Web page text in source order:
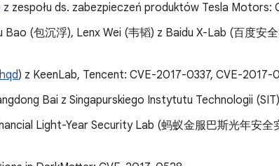
z zespołu ds. zabezpieczeń produktów Tesla Motors:
Bao (包沉浮), Lenx Wei (韦韬) z Baidu X-Lab (百度安
) z KeenLab, Tencent: CVE-2017-0337, CVE-2017-
Bai z Singapurskiego Instytutu Technologii
Light-Year Security Lab (蚂蚁金服巴斯光年安全